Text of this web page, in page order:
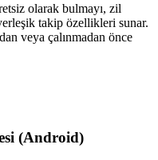
olarak bulmayı, zil
takip özellikleri sunar.
veya çalınmadan önce
(Android)